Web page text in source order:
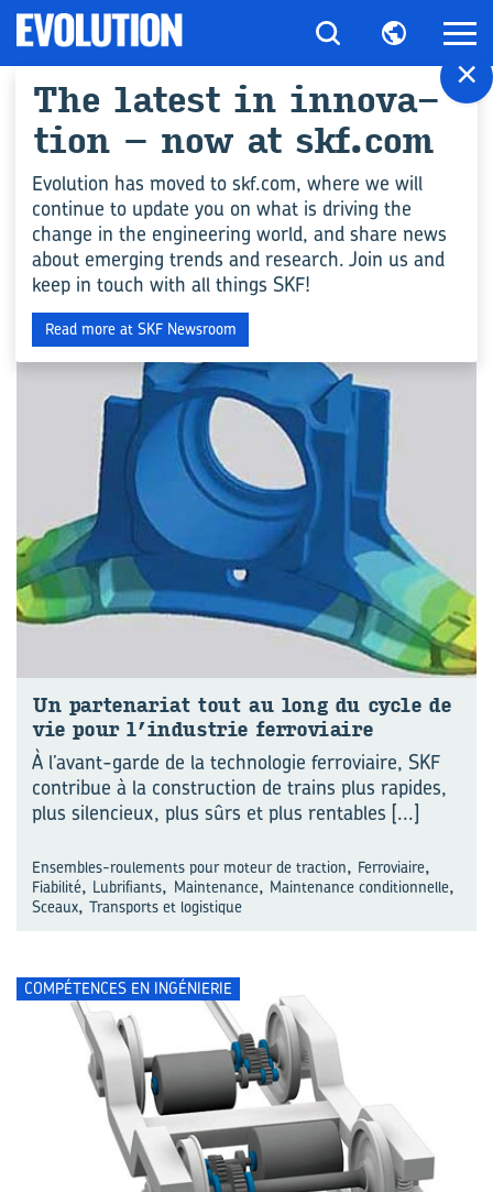
All ar­ticles for
"Ensembles-​
roulements pour mo­
teur de trac­tion"
COMPÉTENCES EN INGÉNIERIE
Un par­te­na­riat tout au long du cycle de
vie pour l’in­dus­trie fer­ro­viaire
À l’avant-garde de la technologie ferroviaire, SKF
contribue à la construction de trains plus rapides,
plus silencieux, plus sûrs et plus rentables [...]
Ensembles-roulements pour moteur de traction, Ferroviaire,
Fiabilité, Lubrifiants, Maintenance, Maintenance conditionnelle,
Sceaux, Transports et logistique
COMPÉTENCES EN INGÉNIERIE
×
The la­test in in­no­va­
tion – now at skf.com
Evolution has moved to skf.com, where we will
continue to update you on what is driving the
change in the engineering world, and share news
about emerging trends and research. Join us and
keep in touch with all things SKF!
Read more at SKF Newsroom